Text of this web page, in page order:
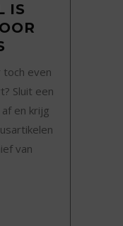
IS
toch even
Sluit een
en krijg
van